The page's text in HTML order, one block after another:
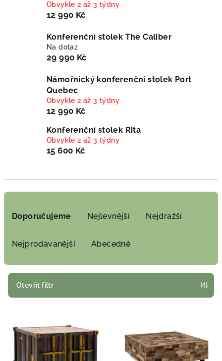
Obvykle 2 až 3 týdny
12 990 Kč
Konferenční stolek The Caliber
Na dotaz
29 990 Kč
Námořnický konferenční stolek Port
Quebec
Obvykle 2 až 3 týdny
12 990 Kč
Konferenční stolek Rita
Obvykle 2 až 3 týdny
15 600 Kč
r
Doporučujeme Nejlevnější Nejdražší
Nejprodávanější Abecedně
Otevřít filtr